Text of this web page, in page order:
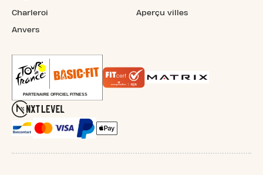
Charleroi
Anvers
Aperçu villes